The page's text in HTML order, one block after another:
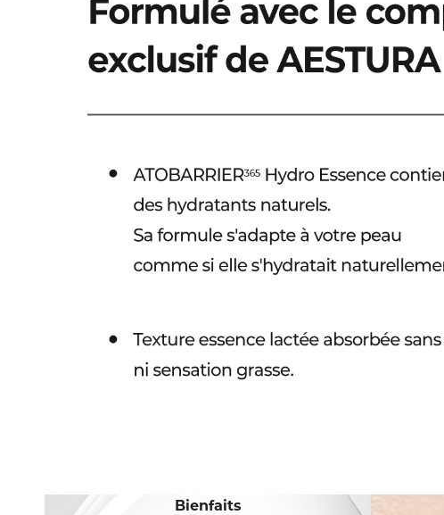
Une essence hydratante qui hydrate la peau
sans effet collant, dès la première étape
de la routine de soin des peaux sensibles.
Bienfaits